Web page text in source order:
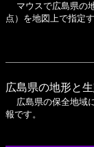
マウスで広島県の
点）を地図上で指定
広島県の地形と
広島県の保全地域
報です。